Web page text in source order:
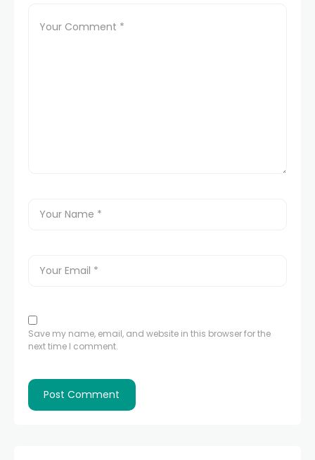
Save my name, email, and website in this browser for the
next time I comment.